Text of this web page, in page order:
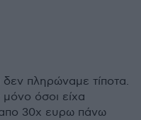
πληρώναμε τίποτα.
όσοι είχα
30χ ευρω πάνω